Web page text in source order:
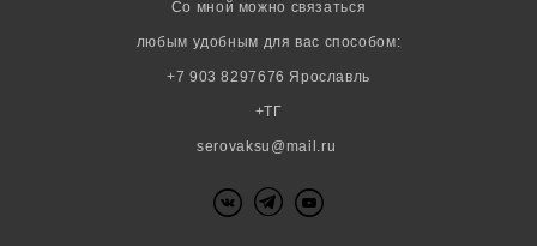
Со мной можно связаться
любым удобным для вас способом:
+7 903 8297676 Ярославль
+ТГ
serovaksu@mail.ru